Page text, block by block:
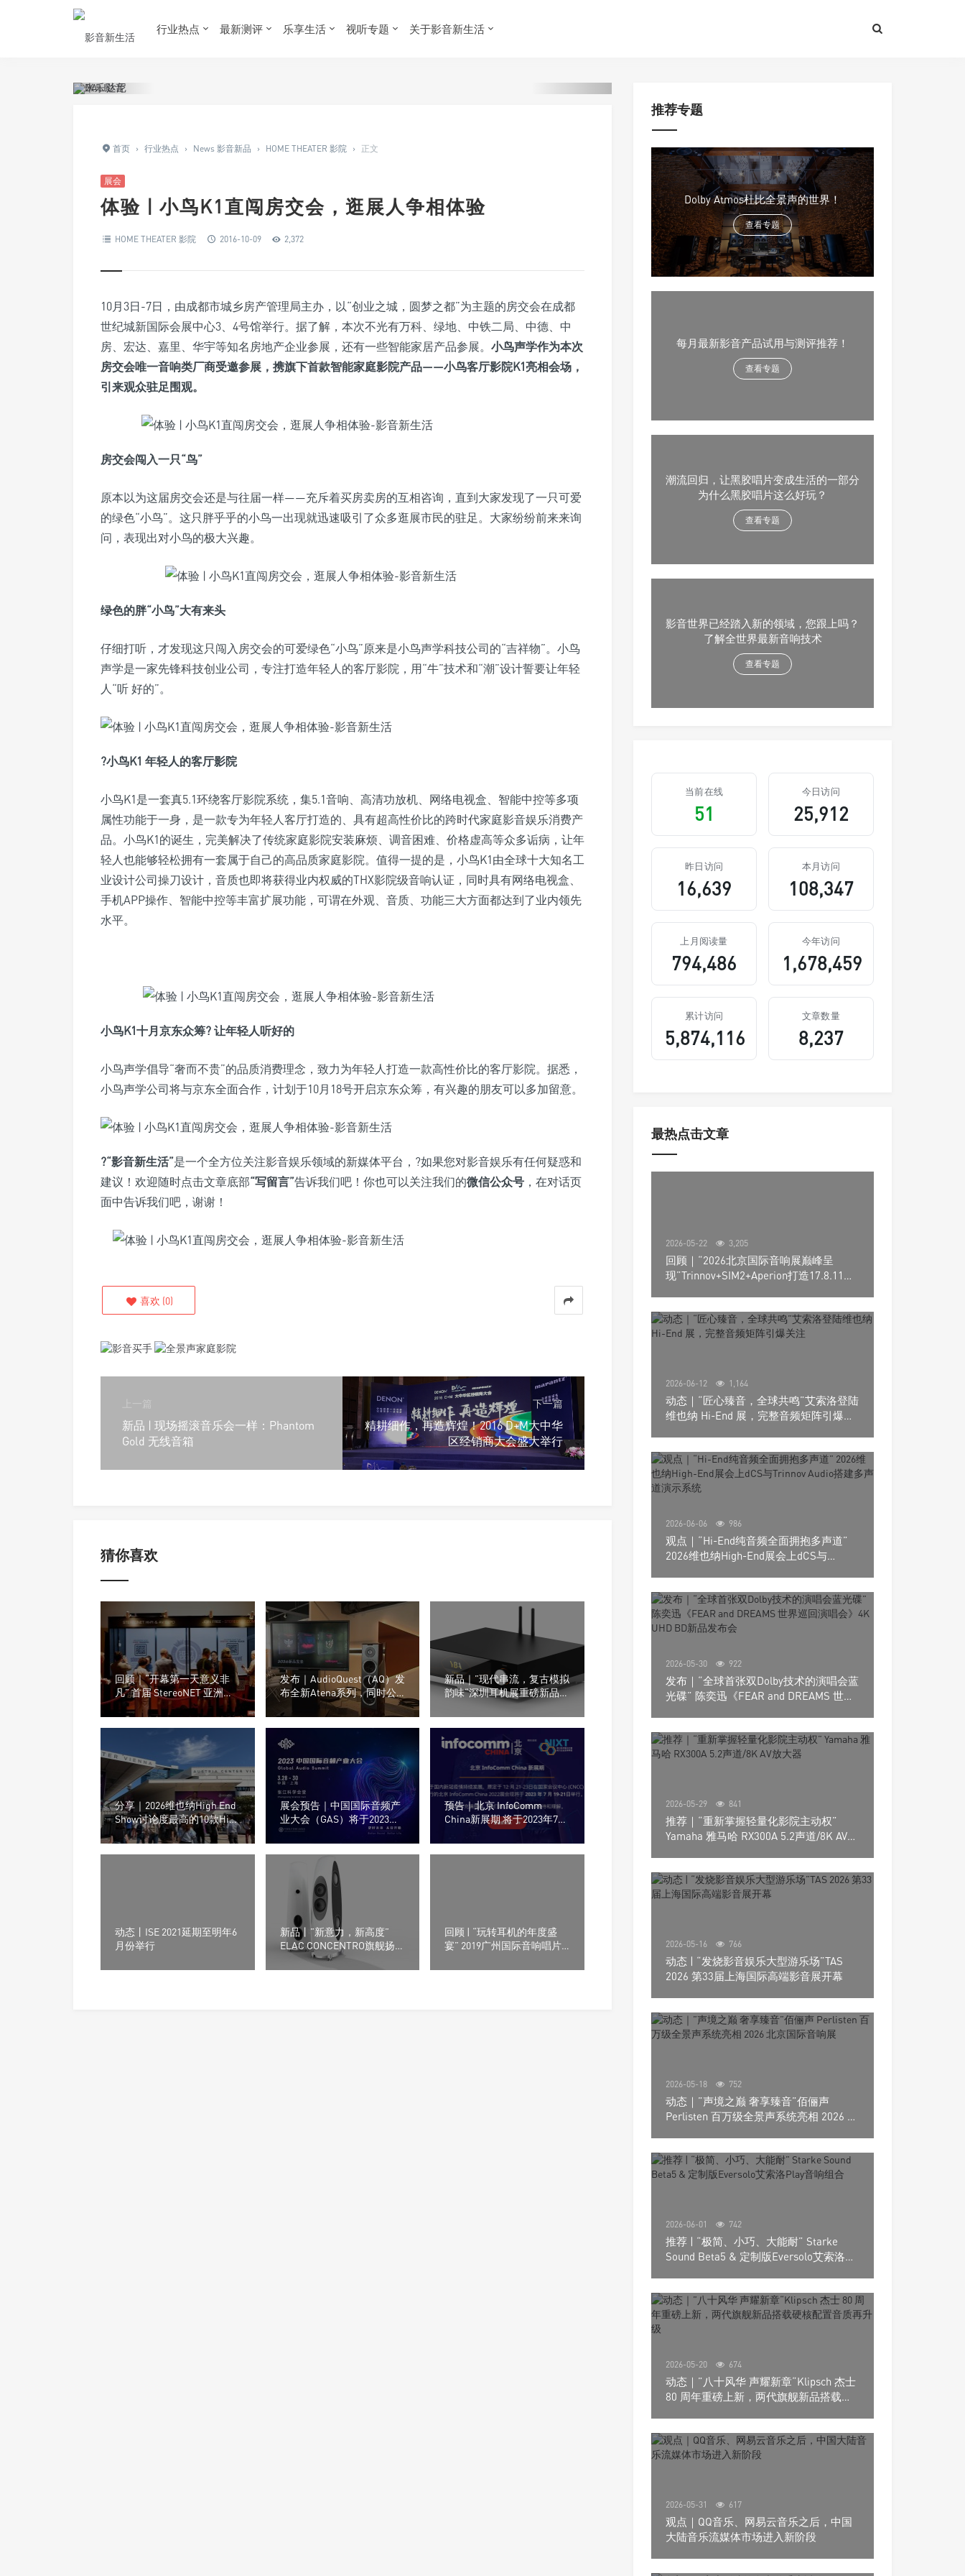
行业热点 最新测评 乐享生活 视听专题 关于影音新生活
首页 › 行业热点 › News 影音新品 › HOME THEATER 影院 › 正文
展会
体验 | 小鸟K1直闯房交会，逛展人争相体验
HOME THEATER 影院 2016-10-09 2,372
10月3日-7日，由成都市城乡房产管理局主办，以“创业之城，圆梦之都”为主题的房交会在成都
世纪城新国际会展中心3、4号馆举行。据了解，本次不光有万科、绿地、中铁二局、中德、中
房、宏达、嘉里、华宇等知名房地产企业参展，还有一些智能家居产品参展。 小鸟声学作为本次
房交会唯一音响类厂商受邀参展，携旗下首款智能家庭影院产品——小鸟客厅影院K1亮相会场，
引来观众驻足围观。
房交会闯入一只“鸟”
原本以为这届房交会还是与往届一样——充斥着买房卖房的互相咨询，直到大家发现了一只可爱
的绿色“小鸟”。这只胖乎乎的小鸟一出现就迅速吸引了众多逛展市民的驻足。大家纷纷前来来询
问，表现出对小鸟的极大兴趣。
绿色的胖“小鸟”大有来头
仔细打听，才发现这只闯入房交会的可爱绿色“小鸟”原来是小鸟声学科技公司的“吉祥物”。小鸟
声学是一家先锋科技创业公司，专注打造年轻人的客厅影院，用“牛”技术和“潮”设计誓要让年轻
人“听 好的”。
?小鸟K1 年轻人的客厅影院
小鸟K1是一套真5.1环绕客厅影院系统，集5.1音响、高清功放机、网络电视盒、智能中控等多项
属性功能于一身，是一款专为年轻人客厅打造的、具有超高性价比的跨时代家庭影音娱乐消费产
品。小鸟K1的诞生，完美解决了传统家庭影院安装麻烦、调音困难、价格虚高等众多诟病，让年
轻人也能够轻松拥有一套属于自己的高品质家庭影院。值得一提的是，小鸟K1由全球十大知名工
业设计公司操刀设计，音质也即将获得业内权威的THX影院级音响认证，同时具有网络电视盒、
手机APP操作、智能中控等丰富扩展功能，可谓在外观、音质、功能三大方面都达到了业内领先
水平。
小鸟K1十月京东众筹? 让年轻人听好的
小鸟声学倡导“奢而不贵”的品质消费理念，致力为年轻人打造一款高性价比的客厅影院。据悉，
小鸟声学公司将与京东全面合作，计划于10月18号开启京东众筹，有兴趣的朋友可以多加留意。
?“影音新生活”是一个全方位关注影音娱乐领域的新媒体平台，?如果您对影音娱乐有任何疑惑和
建议！欢迎随时点击文章底部“写留言”告诉我们吧！你也可以关注我们的微信公众号 ，在对话页
面中告诉我们吧，谢谢！
喜欢 (0)
上一篇
新品 | 现场摇滚音乐会一样：Phantom
Gold 无线音箱
下一篇
精耕细作，再造辉煌！2016 D+M大中华
区经销商大会盛大举行
猜你喜欢
回顾｜“开幕第一天意义非
凡” 首届 StereoNET 亚洲高
级音响及视听展
发布｜AudioQuest（AQ）发
布全新Atena系列，同时公
布升级款Thunderbird
XTRM、Dragon XTRM和
新品｜”现代串流，复古模拟
韵味“深圳耳机展重磅新品：
YBA YM302 流媒体一体机
分享｜2026维也纳High End
Show讨论度最高的10款Hi-
Fi产品
展会预告｜中国国际音频产
业大会（GAS）将于2023年3
月28-30日举办
预告｜北京 InfoComm
China新展期 将于2023年7月
19–21日举行
动态丨ISE 2021延期至明年6
月份举行
新品丨”新意力，新高度”
ELAC CONCENTRO旗舰扬声
回顾 | “玩转耳机的年度盛
宴” 2019广州国际音响唱片
推荐专题
Dolby Atmos杜比全景声的世界！
查看专题
每月最新影音产品试用与测评推荐！
查看专题
潮流回归，让黑胶唱片变成生活的一部分
为什么黑胶唱片这么好玩？
查看专题
影音世界已经踏入新的领域，您跟上吗？
了解全世界最新音响技术
查看专题
当前在线
51
今日访问
25,912
昨日访问
16,639
本月访问
108,347
上月阅读量
794,486
今年访问
1,678,459
累计访问
5,874,116
文章数量
8,237
最热点击文章
2026-05-22 3,205
回顾｜“2026北京国际音响展巅峰呈
现”Trinnov+SIM2+Aperion打造17.8.11声
2026-06-12 1,164
动态｜“匠心臻音，全球共鸣”艾索洛登陆
维也纳 Hi-End 展，完整音频矩阵引爆关
2026-06-06 986
观点｜“Hi-End纯音频全面拥抱多声道”
2026维也纳High-End展会上dCS与
2026-05-30 922
发布｜“全球首张双Dolby技术的演唱会蓝
光碟” 陈奕迅《FEAR and DREAMS 世界
2026-05-29 841
推荐｜“重新掌握轻量化影院主动权”
Yamaha 雅马哈 RX300A 5.2声道/8K AV放
2026-05-16 766
动态 | “发烧影音娱乐大型游乐场”TAS
2026 第33届上海国际高端影音展开幕
2026-05-18 752
动态｜”声境之巅 奢享臻音”佰俪声
Perlisten 百万级全景声系统亮相 2026 北
2026-06-01 742
推荐 | “极简、小巧、大能耐” Starke
Sound Beta5 & 定制版Eversolo艾索洛
2026-05-20 674
动态｜”八十风华 声耀新章“Klipsch 杰士
80 周年重磅上新，两代旗舰新品搭载硬
2026-05-31 617
观点｜QQ音乐、网易云音乐之后，中国
大陆音乐流媒体市场进入新阶段